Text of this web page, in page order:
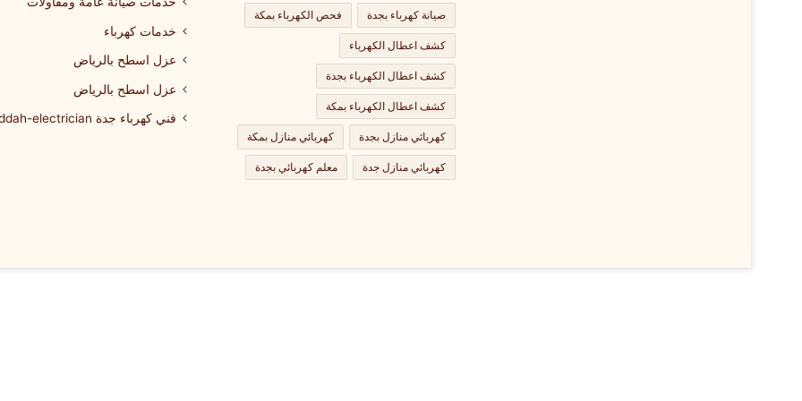
صيانة كهرباء بجدة فحص الكهرباء بمكة
كشف اعطال الكهرباء
كشف اعطال الكهرباء بجدة
كشف اعطال الكهرباء بمكة
كهربائي منازل بجدة كهربائي منازل بمكة
كهربائي منازل جدة معلم كهربائي بجدة
خدمات كهرباء
عزل اسطح بالرياض
عزل اسطح بالرياض
فني كهرباء جدة jeddah-electrician